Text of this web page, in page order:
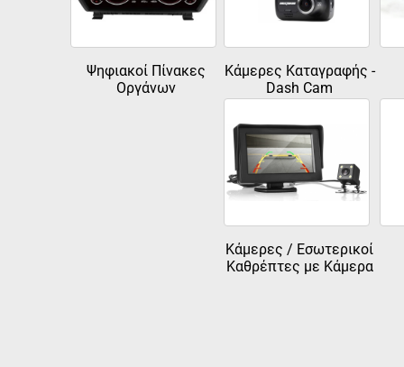
Ψηφιακοί Πίνακες
Οργάνων
Κάμερες Καταγραφής -
Dash Cam
Κάμερες / Εσωτερικοί
Καθρέπτες με Κάμερα